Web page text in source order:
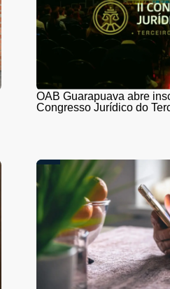
OAB Guarapuava abre
Congresso Jurídico do